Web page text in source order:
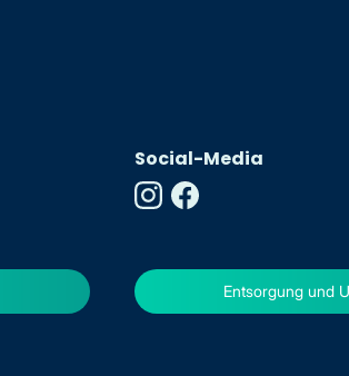
Entsorgung und
Social-Media